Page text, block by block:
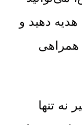
دهید و
همراهی
نه تنها